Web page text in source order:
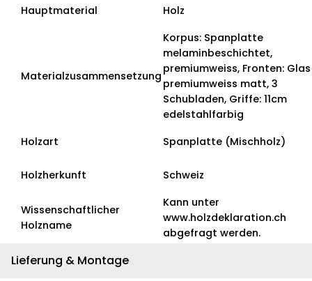
Hauptmaterial Holz
Materialzusammensetzung
Korpus: Spanplatte
melaminbeschichtet,
premiumweiss, Fronten: Glas
premiumweiss matt, 3
Schubladen, Griffe: 11cm
edelstahlfarbig
Holzart
Spanplatte (Mischholz)
Holzherkunft Schweiz
Wissenschaftlicher
Holzname
Kann unter
www.holzdeklaration.ch
abgefragt werden.
Lieferung & Montage